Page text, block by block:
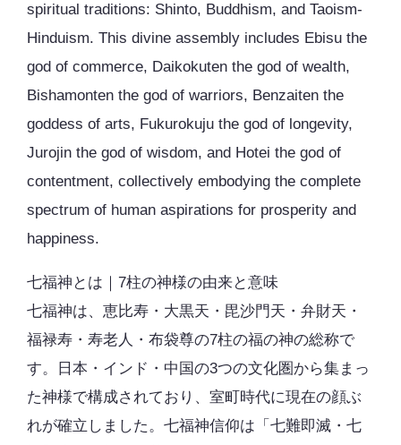
spiritual traditions: Shinto, Buddhism, and Taoism-
Hinduism. This divine assembly includes Ebisu the
god of commerce, Daikokuten the god of wealth,
Bishamonten the god of warriors, Benzaiten the
goddess of arts, Fukurokuju the god of longevity,
Jurojin the god of wisdom, and Hotei the god of
contentment, collectively embodying the complete
spectrum of human aspirations for prosperity and
happiness.
七福神とは｜7柱の神様の由来と意味
七福神は、恵比寿・大黒天・毘沙門天・弁財天・
福禄寿・寿老人・布袋尊の7柱の福の神の総称で
す。日本・インド・中国の3つの文化圏から集まっ
た神様で構成されており、室町時代に現在の顔ぶ
れが確立しました。七福神信仰は「七難即滅・七